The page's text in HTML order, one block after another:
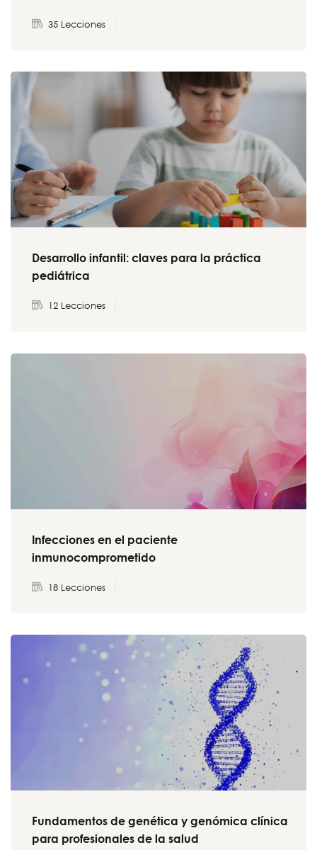
35 Lecciones
Desarrollo infantil: claves para la práctica
pediátrica
12 Lecciones
Infecciones en el paciente
inmunocomprometido
18 Lecciones
Fundamentos de genética y genómica clínica
para profesionales de la salud